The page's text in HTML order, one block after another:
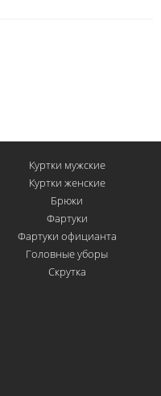
Куртки мужские
Куртки женские
Брюки
Фартуки
Фартуки официанта
Головные уборы
Скрутка